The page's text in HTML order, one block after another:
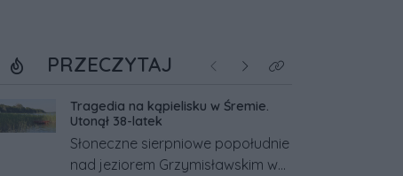
PRZECZYTAJ Poprzednie
NastępneKliknij aby zobaczyć
Tragedia na kąpielisku w Śremie.
Utonął 38-latek
Słoneczne sierpniowe popołudnie
nad jeziorem Grzymisławskim w